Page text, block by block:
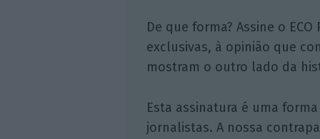
De que forma? Assine o
exclusivas, à opinião que
mostram o outro lado da
Esta assinatura é uma
jornalistas. A nossa